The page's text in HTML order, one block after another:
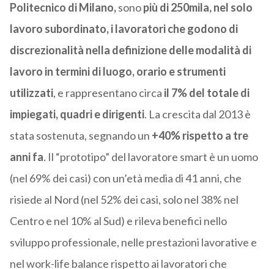
Politecnico di Milano,sonopiù di 250mila, nel solo
lavoro subordinato, i lavoratori chegodono di
discrezionalità nella definizione delle modalità di
lavoro in termini di luogo, orario e strumenti
utilizzati, e rappresentano circa il 7% del totale di
impiegati, quadri e dirigenti. La crescita dal 2013 è
stata sostenuta, segnando un +40% rispetto a tre
anni fa. Il “prototipo” del lavoratore smart è un uomo
(nel 69% dei casi) con un’età media di 41 anni, che
risiede al Nord (nel 52% dei casi, solo nel 38% nel
Centro e nel 10% al Sud) e rileva benefici nello
sviluppo professionale, nelle prestazioni lavorative e
nel work-life balance rispetto ai lavoratori che